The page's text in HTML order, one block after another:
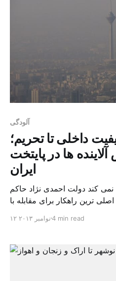
آلودگی
داخلی تا تحریم؛
ها در پایتخت
ایران
نمی کند دولت احمدی نژاد حاکم
ترین راهکار برای مقابله با
دست آنطور که کمیته هماهنگی و
مهد کودکها، مدارس […
۱۲ نوامبر ۲۰۱۳4 min read